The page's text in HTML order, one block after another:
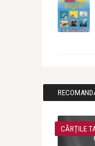
CĂRȚILE